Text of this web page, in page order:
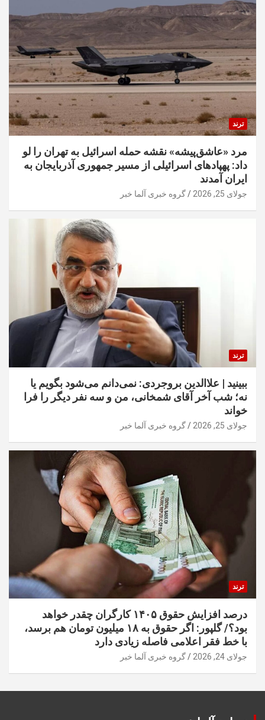
ترند
مرد «عاشق‌پیشه» نقشه حمله اسرائیل به تهران را لو
داد: پهپادهای اسرائیلی از مسیر جمهوری آذربایجان به
ایران آمدند
جولای 25, 2026 گروه خبری آلما خبر
ترند
ببینید | علاالدین بروجردی: نمی‌دانم می‌شود بگویم یا
نه؛ شب آخر آقای شمخانی، من و سه نفر دیگر را فرا
خواند
جولای 25, 2026 گروه خبری آلما خبر
ترند
درصد افزایش حقوق ۱۴۰۵ کارگران چقدر خواهد
بود؟/ گلپور: اگر حقوق به ۱۸ میلیون تومان هم برسد،
با خط فقر اعلامی فاصله زیادی دارد
جولای 24, 2026 گروه خبری آلما خبر